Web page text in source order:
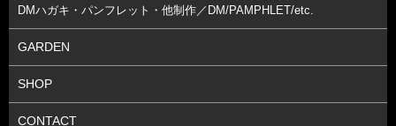
DMハガキ・パンフレット・他制作／DM/PAMPHLET/etc.
GARDEN
SHOP
CONTACT